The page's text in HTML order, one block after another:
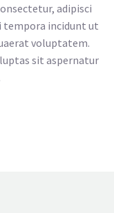
adipisci
tempora incidunt ut
voluptatem.
sit aspernatur